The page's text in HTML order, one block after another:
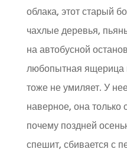
облака, этот старый
чахлые деревья,
на автобусной
любопытная ящерица
тоже не умиляет. У
наверное, она только
почему поздней
спешит, сбивается с